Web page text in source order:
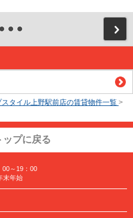
スタイル上野駅前店の賃貸物件一覧 >
ップに戻る
00～19：00
末年始